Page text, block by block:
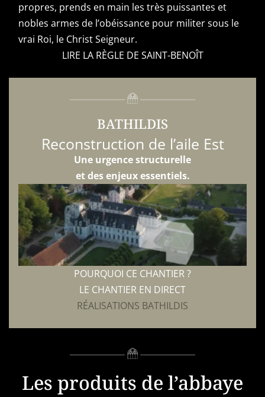
propres, prends en main les très puissantes et
nobles armes de l’obéissance pour militer sous le
vrai Roi, le Christ Seigneur.
LIRE LA RÈGLE DE SAINT-BENOÎT
BATHILDIS
Reconstruction de l’aile Est
Une urgence structurelle
et des enjeux essentiels.
POURQUOI CE CHANTIER ?
LE CHANTIER EN DIRECT
RÉALISATIONS BATHILDIS
Les produits de l’abbaye